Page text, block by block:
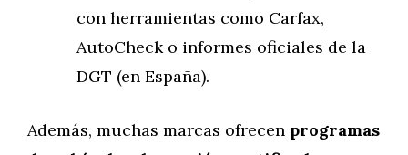
con herramientas como Carfax,
AutoCheck o informes oficiales de la
DGT (en España).
Además, muchas marcas ofrecen programas